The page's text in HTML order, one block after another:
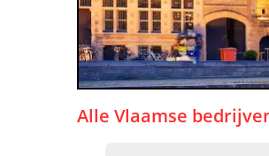
Alle Vlaamse